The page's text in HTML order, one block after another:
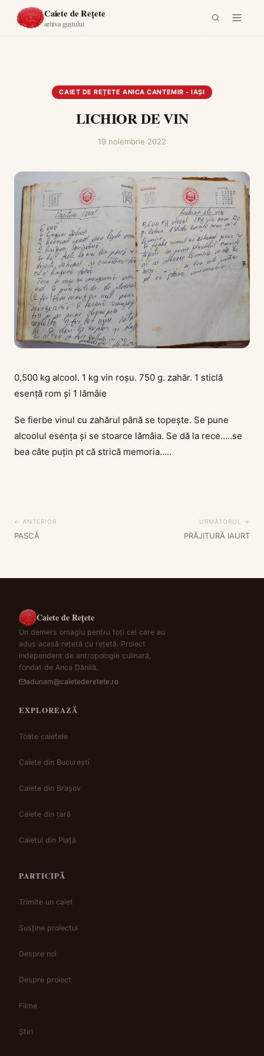
Caiete de Rețete
arhiva gustului
Acasă ›
CAIET DE REȚETE ANICA CANTEMIR - IAȘI
LICHIOR DE VIN
19 noiembrie 2022
0,500 kg alcool. 1 kg vin roșu. 750 g. zahăr. 1 sticlă
esență rom și 1 lămâie
Se fierbe vinul cu zahărul până se topește. Se pune
alcoolul esența și se stoarce lămâia. Se dă la rece…..se
bea câte puțin pt că strică memoria…..
← ANTERIOR
PASCĂ
URMĂTORUL →
PRĂJITURĂ IAURT
Caiete de Rețete
Un demers omagiu pentru toți cei care au
adus acasă rețetă cu rețetă. Proiect
independent de antropologie culinară,
fondat de Anca Dănilă.
adunam@caietederetete.ro
EXPLOREAZĂ
Toate caietele
Caiete din București
Caiete din Brașov
Caiete din țară
Caietul din Piață
PARTICIPĂ
Trimite un caiet
Susține proiectul
Despre noi
Despre proiect
Filme
Știri